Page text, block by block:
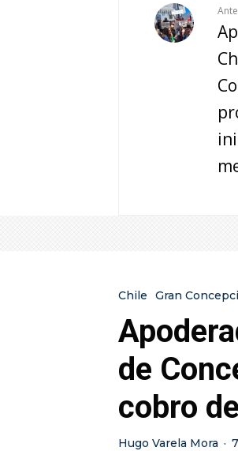
Chile Gran
de
cobro
Hugo Varela Mora ·